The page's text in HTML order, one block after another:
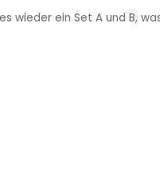
wieder ein Set A und B,